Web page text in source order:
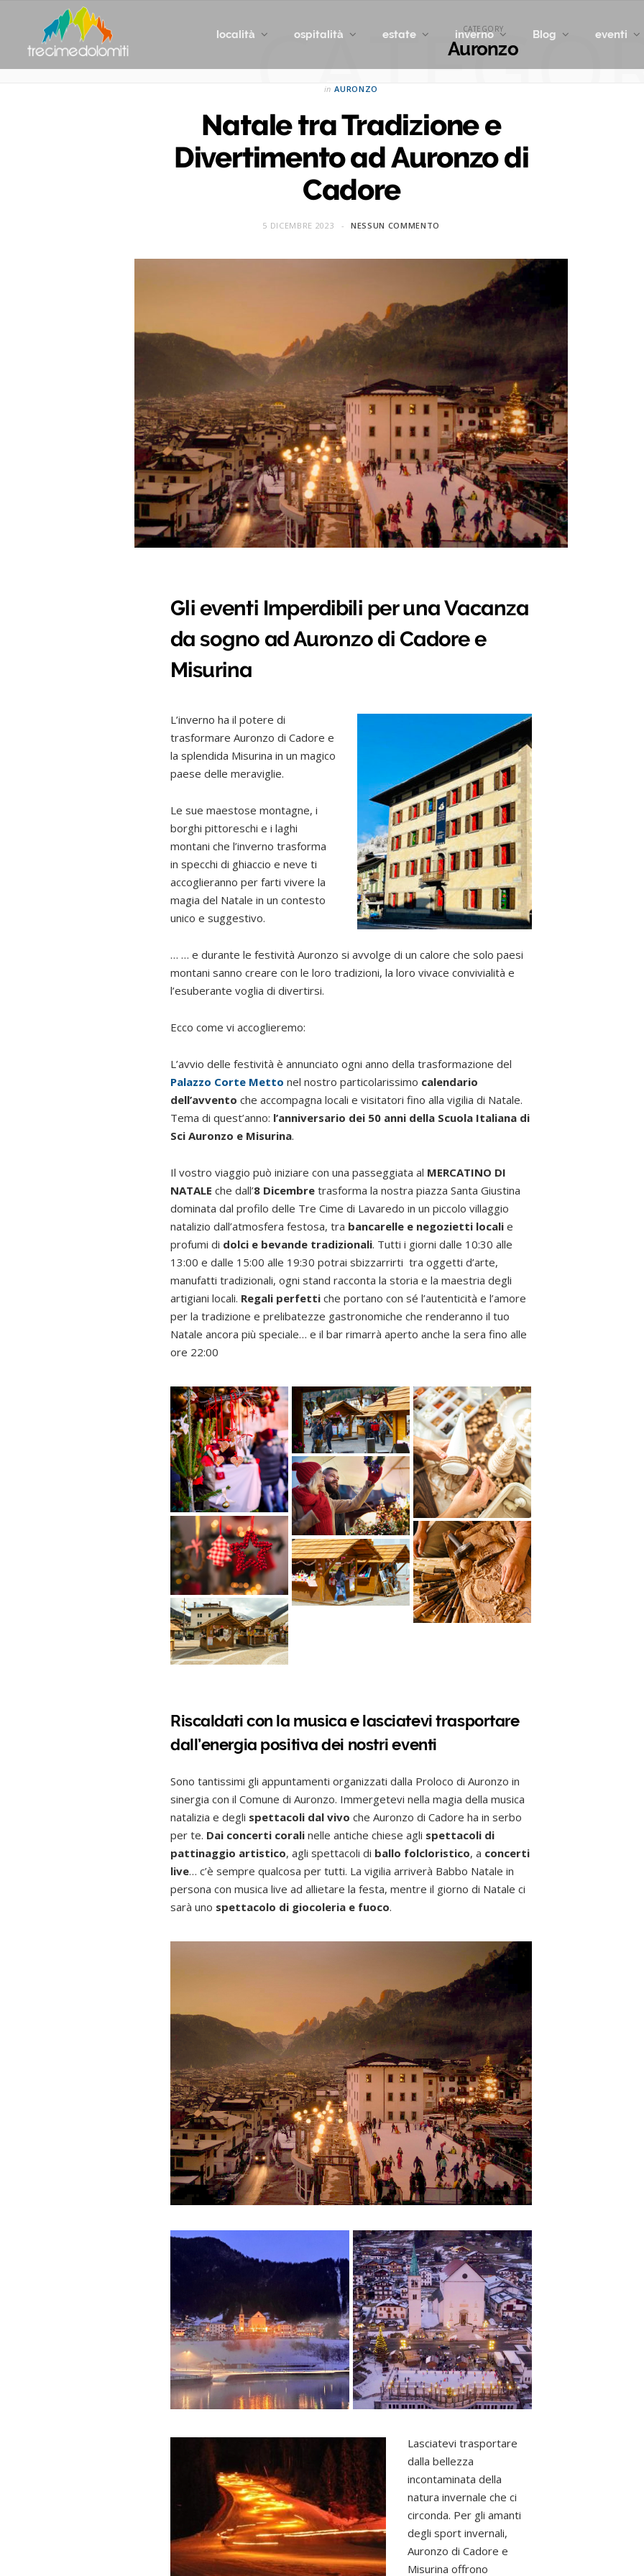
località ospitalità estate inverno Blog eventi
CATEGORY
Auronzo
in AURONZO
Natale tra Tradizione e
Divertimento ad Auronzo di
Cadore
5 DICEMBRE 2023 NESSUN COMMENTO
Gli eventi Imperdibili per una Vacanza
da sogno ad Auronzo di Cadore e
Misurina
L’inverno ha il potere di
trasformare Auronzo di Cadore e
la splendida Misurina in un magico
paese delle meraviglie.
Le sue maestose montagne, i
borghi pittoreschi e i laghi
montani che l’inverno trasforma
in specchi di ghiaccio e neve ti
accoglieranno per farti vivere la
magia del Natale in un contesto
unico e suggestivo.
… … e durante le festività Auronzo si avvolge di un calore che solo paesi
montani sanno creare con le loro tradizioni, la loro vivace convivialità e
l’esuberante voglia di divertirsi.
Ecco come vi accoglieremo:
L’avvio delle festività è annunciato ogni anno della trasformazione del
Palazzo Corte Metto nel nostro particolarissimo calendario
dell’avvento che accompagna locali e visitatori fino alla vigilia di Natale.
Tema di quest’anno: l’anniversario dei 50 anni della Scuola Italiana di
Sci Auronzo e Misurina.
Il vostro viaggio può iniziare con una passeggiata al MERCATINO DI
NATALE che dall’8 Dicembre trasforma la nostra piazza Santa Giustina
dominata dal profilo delle Tre Cime di Lavaredo in un piccolo villaggio
natalizio dall’atmosfera festosa, tra bancarelle e negozietti locali e
profumi di dolci e bevande tradizionali. Tutti i giorni dalle 10:30 alle
13:00 e dalle 15:00 alle 19:30 potrai sbizzarrirti tra oggetti d’arte,
manufatti tradizionali, ogni stand racconta la storia e la maestria degli
artigiani locali. Regali perfetti che portano con sé l’autenticità e l’amore
per la tradizione e prelibatezze gastronomiche che renderanno il tuo
Natale ancora più speciale… e il bar rimarrà aperto anche la sera fino alle
ore 22:00
Riscaldati con la musica e lasciatevi trasportare
dall’energia positiva dei nostri eventi
Sono tantissimi gli appuntamenti organizzati dalla Proloco di Auronzo in
sinergia con il Comune di Auronzo. Immergetevi nella magia della musica
natalizia e degli spettacoli dal vivo che Auronzo di Cadore ha in serbo
per te. Dai concerti corali nelle antiche chiese agli spettacoli di
pattinaggio artistico, agli spettacoli di ballo folcloristico, a concerti
live… c’è sempre qualcosa per tutti. La vigilia arriverà Babbo Natale in
persona con musica live ad allietare la festa, mentre il giorno di Natale ci
sarà uno spettacolo di giocoleria e fuoco.
Lasciatevi trasportare
dalla bellezza
incontaminata della
natura invernale che ci
circonda. Per gli amanti
degli sport invernali,
Auronzo di Cadore e
Misurina offrono